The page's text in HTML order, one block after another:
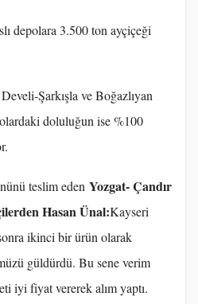
depolara 3.500 ton ayçiçeği
Şarkışla ve Boğazlıyan
doluluğun ise %100
teslim eden Yozgat- Çandır
Hasan Ünal:Kayseri
ikinci bir ürün olarak
güldürdü. Bu sene verim
iyi fiyat vererek alım yaptı.